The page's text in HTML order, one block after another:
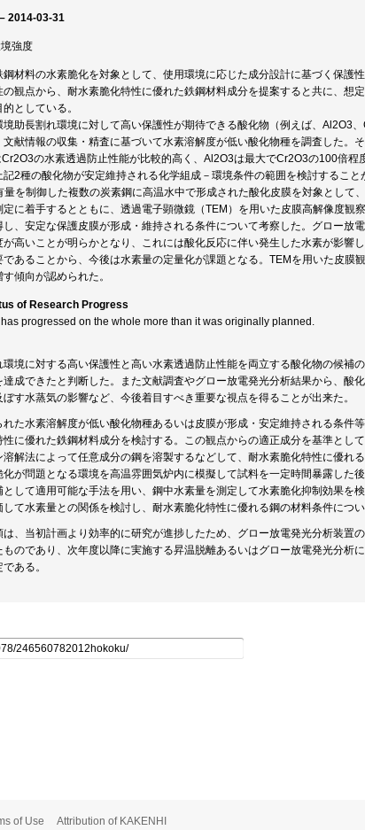
2014-03-31
強度
鋼材料の水素脆化を対象として、使用環境に応じた成分設計に基づく保護
の観点から、耐水素脆化特性に優れた鉄鋼材料成分を提案すると共に、想
としている。
境助長割れ環境に対して高い保護性が期待できる酸化物（例えば、Al2O3
文献情報の収集・精査に基づいて水素溶解度が低い酸化物種を調査した。
の水素透過防止性能が比較的高く、Al2O3は最大でCr2O3の100倍程
2種の酸化物が安定維持される化学組成－環境条件の範囲を検討すること
量を制御した複数の炭素鋼に高温水中で形成された酸化皮膜を対象として
定に着手するとともに、透過電子顕微鏡（TEM）を用いた皮膜高解像度観
し、安定な保護皮膜が形成・維持される条件について考察した。グロー放
が高いことが明らかとなり、これには酸化反応に伴い発生した水素が影響
であることから、今後は水素量の定量化が課題となる。TEMを用いた皮膜
傾向が認められた。
of Research Progress
progressed on the whole more than it was originally planned.
環境に対する高い保護性と高い水素透過防止性能を両立する酸化物の候補
達成できたと判断した。また文献調査やグロー放電発光分析結果から、酸
す水蒸気の影響など、今後着目すべき重要な視点を得ることが出来た。
た水素溶解度が低い酸化物種あるいは皮膜が形成・安定維持される条件
性に優れた鉄鋼材料成分を検討する。この観点からの適正成分を基準とし
溶解法によって任意成分の鋼を溶製するなどして、耐水素脆化特性に優れ
化が問題となる環境を高温雰囲気炉内に模擬して試料を一定時間暴露した
として適用可能な手法を用い、鋼中水素量を測定して水素脆化抑制効果を
て水素量との関係を検討し、耐水素脆化特性に優れる鋼の材料条件につい
は、当初計画より効率的に研究が進捗したため、グロー放電発光分析装置
ものであり、次年度以降に実施する昇温脱離あるいはグロー放電発光分析
ある。
of Use Attribution of KAKENHI